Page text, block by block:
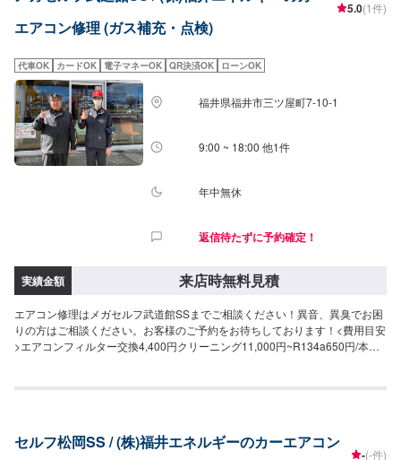
エアコン修理 (ガス補充・点検)
5.0(1件)
代車OK カードOK 電子マネーOK QR決済OK ローンOK
福井県福井市三ツ屋町7-10-1
9:00 ~ 18:00 他1件
年中無休
返信待たずに予約確定！
実績金額 来店時無料見積
エアコン修理はメガセルフ武道館SSまでご相談ください！異音、異臭でお困
りの方はご相談ください。お客様のご予約をお待ちしております！<費用目安
>エアコンフィルター交換4,400円クリーニング11,000円~R134a650円/本
セルフ松岡SS / (株)福井エネルギーのカーエアコン
-(-件)